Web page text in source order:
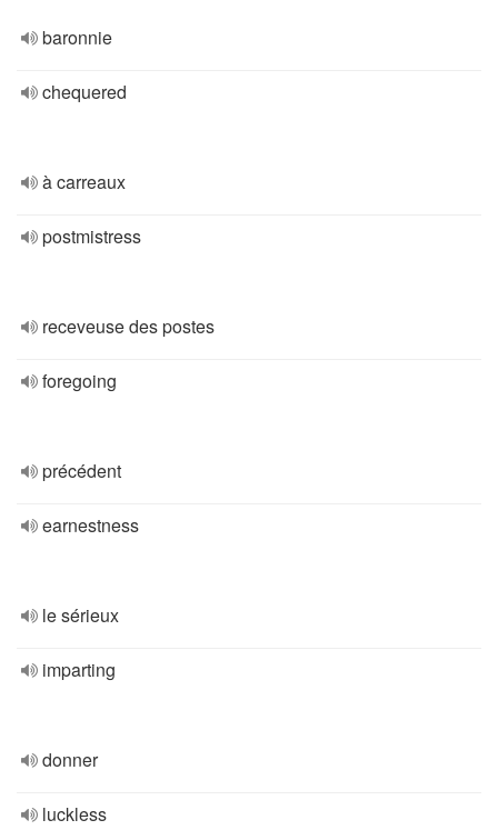
baronnie
chequered
à carreaux
postmistress
receveuse des postes
foregoing
précédent
earnestness
le sérieux
imparting
donner
luckless